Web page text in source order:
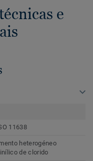
e
11638
heterogéneo
de clorido